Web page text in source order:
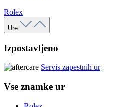
Rolex
Ure
Izpostavljeno
Servis zapestnih ur
Vse znamke ur